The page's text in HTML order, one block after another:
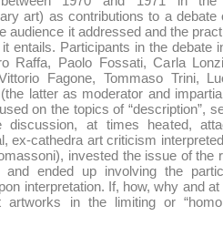
art) as contributions to a
audience it addressed and the
entails. Participants in the debate
Raffa, Paolo Fossati, Carla
Fagone, Tommaso Trini,
latter as moderator and
on the topics of “description”,
discussion, at times heated,
ex-cathedra art criticism
invested the issue of the
and ended up involving the
interpretation. If, how, why and
artworks in the limiting or